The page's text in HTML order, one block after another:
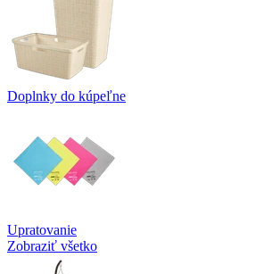
Doplnky do kúpeľne
Upratovanie
Zobraziť všetko